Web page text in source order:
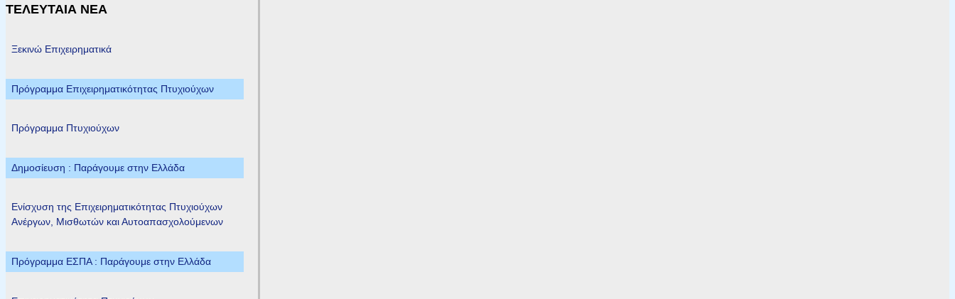
ΤΕΛΕΥΤΑΙΑ ΝΕΑ
Ξεκινώ Επιχειρηματικά
Πρόγραμμα Επιχειρηματικότητας Πτυχιούχων
Πρόγραμμα Πτυχιούχων
Δημοσίευση : Παράγουμε στην Ελλάδα
Ενίσχυση της Επιχειρηματικότητας Πτυχιούχων
Ανέργων, Μισθωτών και Αυτοαπασχολούμενων
Πρόγραμμα ΕΣΠΑ : Παράγουμε στην Ελλάδα